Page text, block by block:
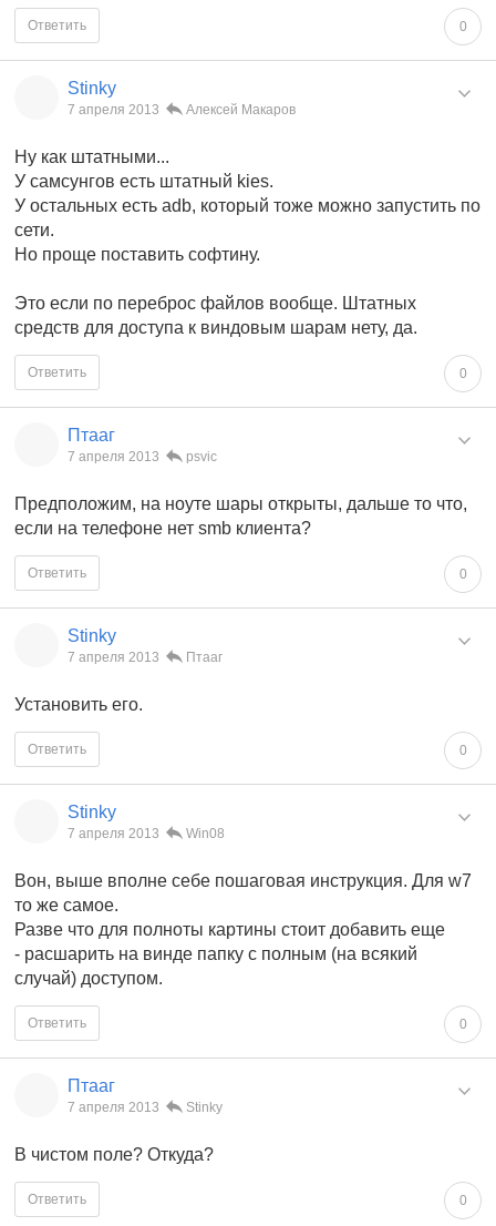
0
Ответить
Stinky
7 апреля 2013 Алексей Макаров
Ну как штатными...
У самсунгов есть штатный kies.
У остальных есть adb, который тоже можно запустить по
сети.
Но проще поставить софтину.
Это если по переброс файлов вообще. Штатных
средств для доступа к виндовым шарам нету, да.
0
Ответить
Птааг
7 апреля 2013 psvic
Предположим, на ноуте шары открыты, дальше то что,
если на телефоне нет smb клиента?
0
Ответить
Stinky
7 апреля 2013 Птааг
Установить его.
0
Ответить
Stinky
7 апреля 2013 Win08
Вон, выше вполне себе пошаговая инструкция. Для w7
то же самое.
Разве что для полноты картины стоит добавить еще
- расшарить на винде папку с полным (на всякий
случай) доступом.
0
Ответить
Птааг
7 апреля 2013 Stinky
В чистом поле? Откуда?
0
Ответить